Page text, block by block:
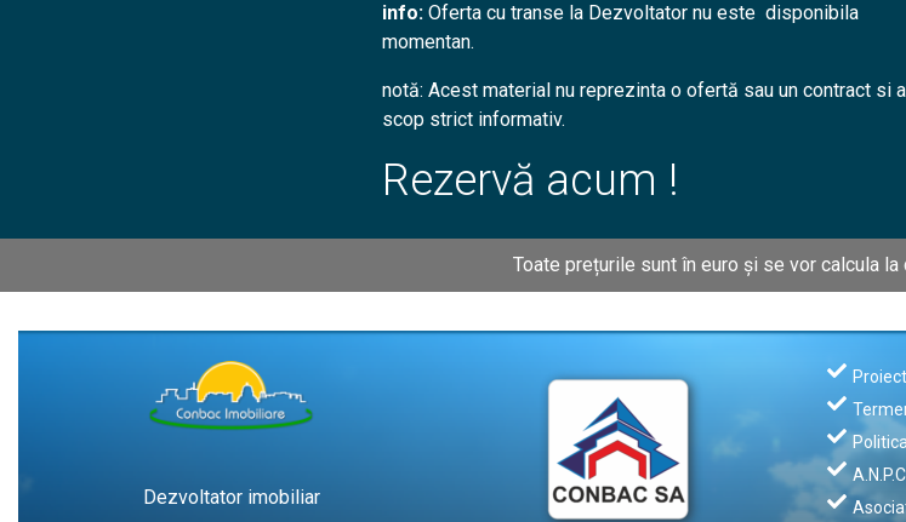
info: Oferta cu transe la Dezvoltator nu este disponibila
momentan.
notă: Acest material nu reprezinta o ofertă sau un contract si
scop strict informativ.
Rezervă acum !
Toate prețurile sunt în euro și se vor calcula
Dezvoltator imobiliar
A.N.P.C